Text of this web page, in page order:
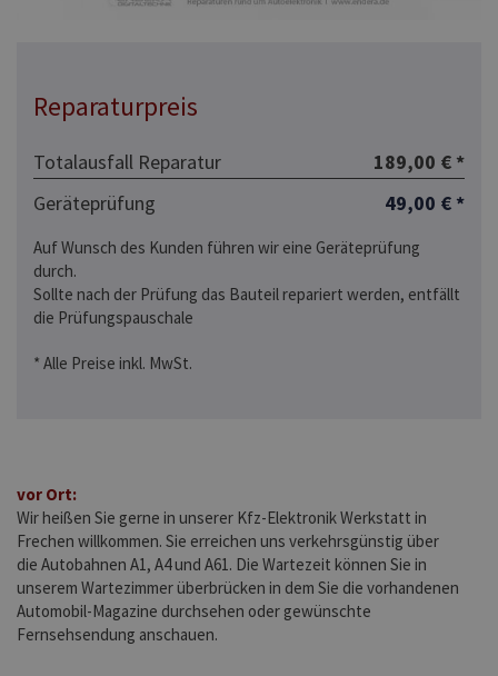
Reparaturpreis
Totalausfall Reparatur
189,00 € *
Geräteprüfung
49,00 € *
Auf Wunsch des Kunden führen wir eine Geräteprüfung
durch.
Sollte nach der Prüfung das Bauteil repariert werden, entfällt
die Prüfungspauschale
* Alle Preise inkl. MwSt.
vor Ort:
Wir heißen Sie gerne in unserer Kfz-Elektronik Werkstatt in
Frechen willkommen. Sie erreichen uns verkehrsgünstig über
die Autobahnen A1, A4 und A61. Die Wartezeit können Sie in
unserem Wartezimmer überbrücken in dem Sie die vorhandenen
Automobil-Magazine durchsehen oder gewünschte
Fernsehsendung anschauen.